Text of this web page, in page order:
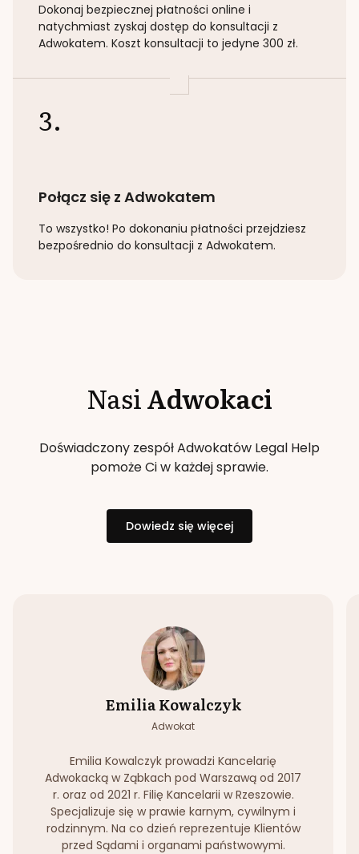
Dokonaj bezpiecznej płatności online i
natychmiast zyskaj dostęp do konsultacji z
Adwokatem. Koszt konsultacji to jedyne 300 zł.
3.
Połącz się z Adwokatem
To wszystko! Po dokonaniu płatności przejdziesz
bezpośrednio do konsultacji z Adwokatem.
NasiAdwokaci
Doświadczony zespół Adwokatów Legal Help
pomoże Ci w każdej sprawie.
Dowiedz się więcej
Emilia Kowalczyk
Adwokat
Emilia Kowalczyk prowadzi Kancelarię
Adwokacką w Ząbkach pod Warszawą od 2017
r. oraz od 2021 r. Filię Kancelarii w Rzeszowie.
Specjalizuje się w prawie karnym, cywilnym i
rodzinnym. Na co dzień reprezentuje Klientów
przed Sądami i organami państwowymi.